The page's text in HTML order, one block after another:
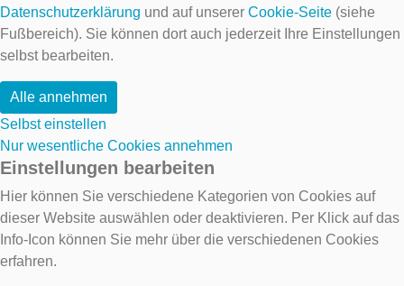
Datenschutzerklärung und auf unserer Cookie-Seite (siehe
Fußbereich). Sie können dort auch jederzeit Ihre Einstellungen
selbst bearbeiten.
Alle annehmen
Selbst einstellen
Nur wesentliche Cookies annehmen
Einstellungen bearbeiten
Hier können Sie verschiedene Kategorien von Cookies auf
dieser Website auswählen oder deaktivieren. Per Klick auf das
Info-Icon können Sie mehr über die verschiedenen Cookies
erfahren.